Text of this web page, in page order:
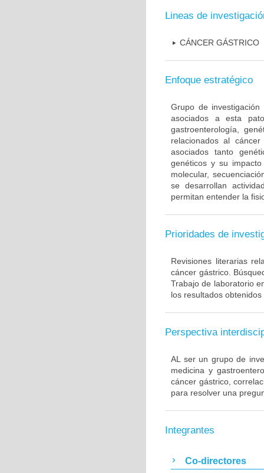
Lineas de
CÁNCER GÁSTRICO
Enfoque estratégico
Grupo de
asociados a esta
gastroenterología,
relacionados al
asociados tanto
genéticos y su
molecular,
se desarrollan
permitan entender la
Prioridades de
Revisiones literarias
cáncer gástrico.
Trabajo de laboratorio
los resultados
Perspectiva
AL ser un grupo de
medicina y
cáncer gástrico,
para resolver una
Integrantes
Co-directores